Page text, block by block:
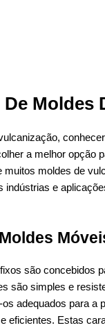
Moldes
a melhor opção
moldes de
indústrias e
são concebidos
são simples e
adequados para
eficientes. Estas